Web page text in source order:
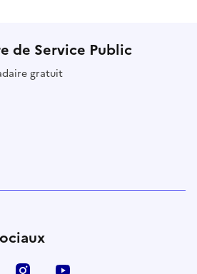
de Service Public
gratuit
LinkedIn Instagram